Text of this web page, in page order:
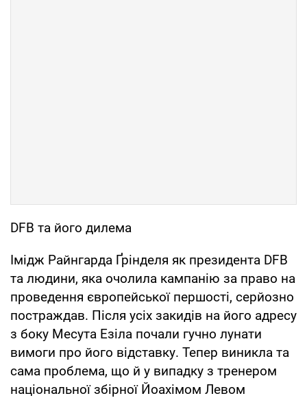
DFB та його дилема
Імідж Райнгарда Ґрінделя як президента DFB
та людини, яка очолила кампанію за право на
проведення європейської першості, серйозно
постраждав. Після усіх закидів на його адресу
з боку Месута Езіла почали гучно лунати
вимоги про його відставку. Тепер виникла та
сама проблема, що й у випадку з тренером
національної збірної Йоахімом Левом